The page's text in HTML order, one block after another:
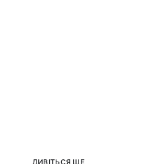
ДИВІТЬСЯ ЩЕ